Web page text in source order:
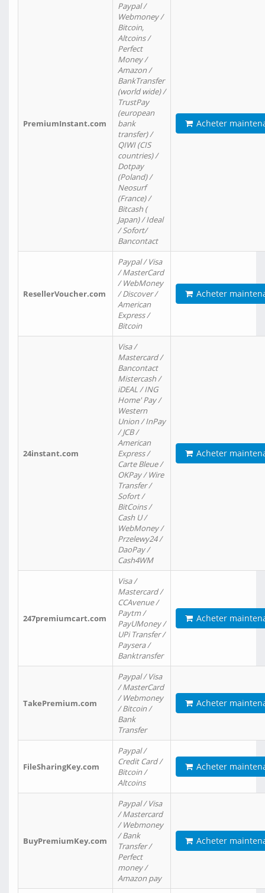
PremiumInstant.com
Paypal /
Webmoney /
Bitcoin,
Altcoins /
Perfect
Money /
Amazon /
BankTransfer
(world wide) /
TrustPay
(european
bank
transfer) /
QIWI (CIS
countries) /
Dotpay
(Poland) /
Neosurf
(France) /
Bitcash (
Japan) / Ideal
/ Sofort/
Bancontact
Acheter
ResellerVoucher.com
Paypal / Visa
/ MasterCard
/ WebMoney
/ Discover /
American
Express /
Bitcoin
Acheter
24instant.com
Visa /
Mastercard /
Bancontact
Mistercash /
iDEAL / ING
Home' Pay /
Western
Union / InPay
/ JCB /
American
Express /
Carte Bleue /
OKPay / Wire
Transfer /
Sofort /
BitCoins /
Cash U /
WebMoney /
Przelewy24 /
DaoPay /
Cash4WM
Acheter
247premiumcart.com
Visa /
Mastercard /
CCAvenue /
Paytm /
PayUMoney /
UPi Transfer /
Paysera /
Banktransfer
Acheter
TakePremium.com
Paypal / Visa
/ MasterCard
/ Webmoney
/ Bitcoin /
Bank
Transfer
Acheter
FileSharingKey.com
Paypal /
Credit Card /
Bitcoin /
Altcoins
Acheter
BuyPremiumKey.com
Paypal / Visa
/ Mastercard
/ Webmoney
/ Bank
Transfer /
Perfect
money /
Amazon pay
Acheter